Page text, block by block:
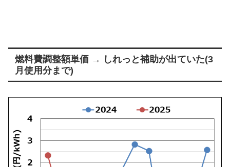
燃料費調整額単価 → しれっと補助が出ていた(3
月使用分まで)